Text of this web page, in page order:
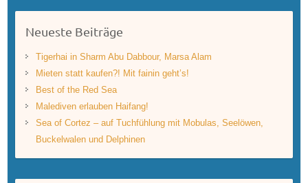
Neueste Beiträge
Tigerhai in Sharm Abu Dabbour, Marsa Alam
Mieten statt kaufen?! Mit fainin geht’s!
Best of the Red Sea
Malediven erlauben Haifang!
Sea of Cortez – auf Tuchfühlung mit Mobulas, Seelöwen,
Buckelwalen und Delphinen